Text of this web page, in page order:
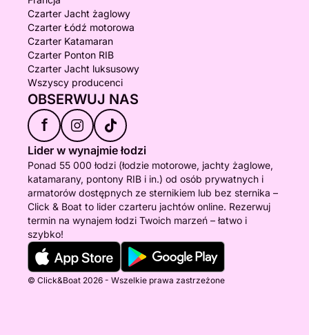
Czarter Jacht żaglowy
Czarter Łódź motorowa
Czarter Katamaran
Czarter Ponton RIB
Czarter Jacht luksusowy
Wszyscy producenci
OBSERWUJ NAS
f
Lider w wynajmie łodzi
Ponad 55 000 łodzi (łodzie motorowe, jachty żaglowe,
katamarany, pontony RIB i in.) od osób prywatnych i
armatorów dostępnych ze sternikiem lub bez sternika –
Click & Boat to lider czarteru jachtów online. Rezerwuj
termin na wynajem łodzi Twoich marzeń – łatwo i
szybko!
© Click&Boat 2026 - Wszelkie prawa zastrzeżone